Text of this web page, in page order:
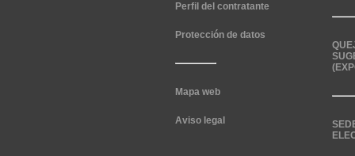
Perfil del contratante
Protección de datos
Mapa web
Aviso legal